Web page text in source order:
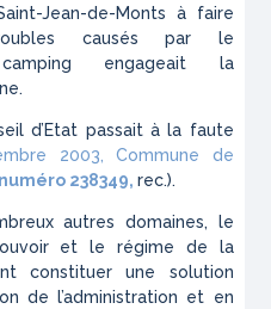
Jean-de-Monts à faire
causés par le
engageait la
d’Etat passait à la faute
2003, Commune de
238349,rec.).
autres domaines, le
et le régime de la
constituer une solution
de l’administration et en